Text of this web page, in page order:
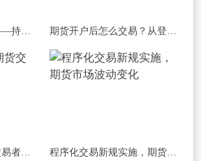
多空博弈的终极密码——持仓量与K线形态 期货开户后怎么交易？从登录软件到首笔
从入门到精通：期货交易者的终极风控指 程序化交易新规实施，期货市场波动变化